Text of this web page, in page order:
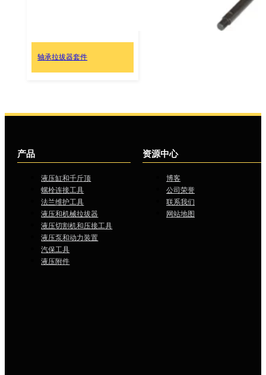
轴承拉拔器套件
产品
液压缸和千斤顶
螺栓连接工具
法兰维护工具
液压和机械拉拔器
液压切割机和压接工具
液压泵和动力装置
汽保工具
液压附件
资源中心
博客
公司荣誉
联系我们
网站地图